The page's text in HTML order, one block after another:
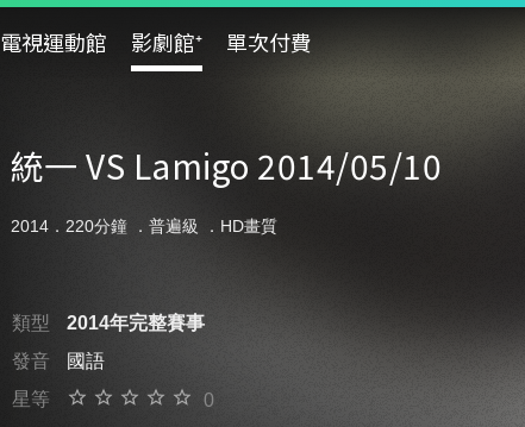
電視運動館 影劇館⁺ 單次付費
統一 VS Lamigo 2014/05/10
2014．220分鐘 ． 普遍級 ．HD畫質
類型
2014年完整賽事
發音
國語
星等
0